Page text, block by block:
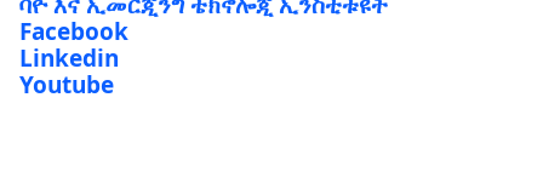
Facebook
Linkedin
Youtube